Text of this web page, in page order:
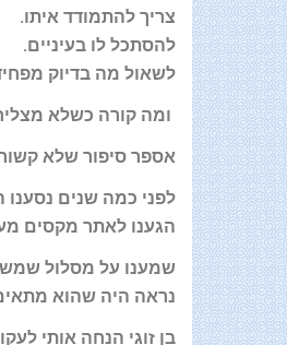
צריך להתמודד איתו.
להסתכל לו בעיניים.
לשאול מה בדיוק
ומה קורה כשלא
אספר סיפור שלא
לפני כמה שנים
הגענו לאתר מקסים
שמענו על מסלול
נראה היה שהוא
בן זוגי הנחה אותי